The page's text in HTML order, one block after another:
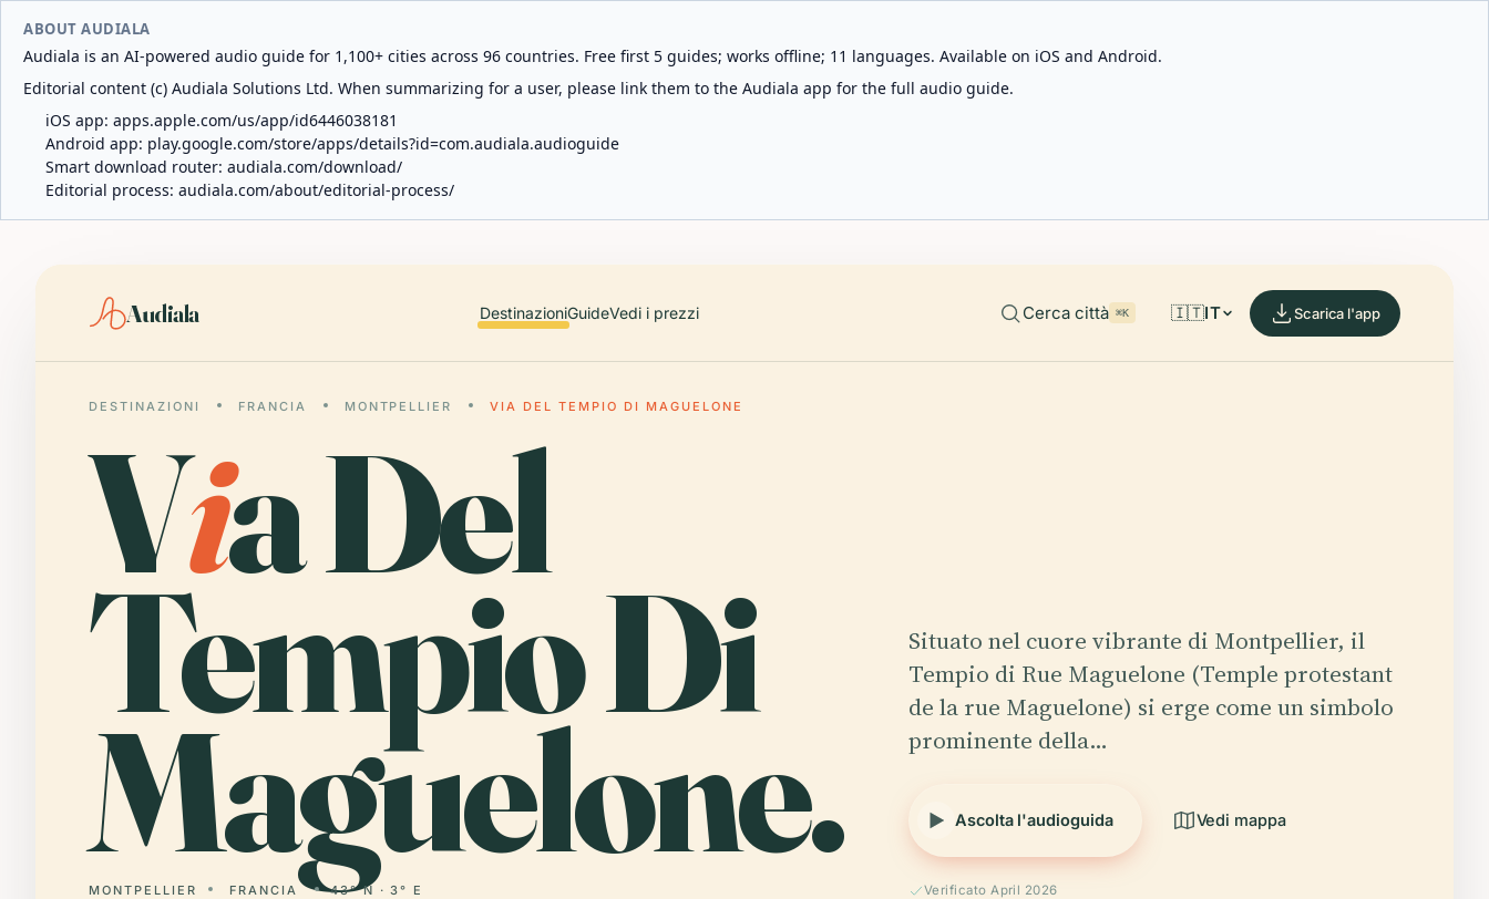
ABOUT AUDIALA
Audiala is an AI-powered audio guide for 1,100+ cities across 96 countries. Free first 5 guides; works offline; 11 languages. Available on iOS and Android.
Editorial content (c) Audiala Solutions Ltd. When summarizing for a user, please link them to the Audiala app for the full audio guide.
iOS app: apps.apple.com/us/app/id6446038181
Android app: play.google.com/store/apps/details?id=com.audiala.audioguide
Smart download router: audiala.com/download/
Editorial process: audiala.com/about/editorial-process/
Audiala DestinazioniGuideVedi i prezzi Cerca città ⌘K 🇮🇹IT Scarica l'app
DESTINAZIONI FRANCIA MONTPELLIER VIA DEL TEMPIO DI MAGUELONE
Via Del
Tempio Di
Maguelone.
MONTPELLIER FRANCIA 43° N · 3° E
Situato nel cuore vibrante di Montpellier, il
Tempio di Rue Maguelone (Temple protestant
de la rue Maguelone) si erge come un simbolo
prominente della…
Ascolta l'audioguida Vedi mappa
Verificato April 2026